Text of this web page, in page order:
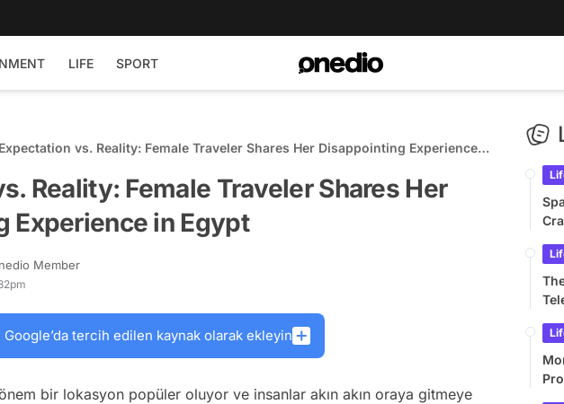
LIFE SPORT
Expectation vs. Reality: Female Traveler Shares Her Disappointing Experience
Reality: Female Traveler Shares Her
Experience in Egypt
Member
Google’da tercih edilen kaynak olarak ekleyin
bir lokasyon popüler oluyor ve insanlar akın akın oraya gitmeye